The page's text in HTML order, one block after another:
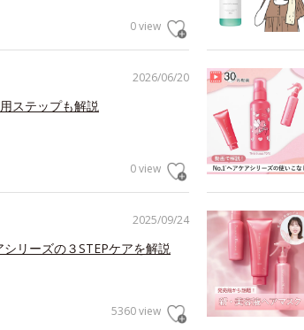
0 view
2026/06/20
ステップも解説
0 view
2025/09/24
リーズの３STEPケアを解説
5360 view